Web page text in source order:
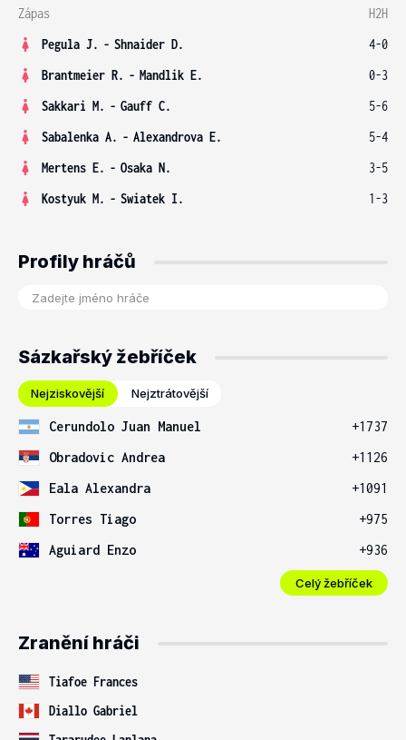
Zápas
H2H
Pegula J. - Shnaider D.
4-0
Brantmeier R. - Mandlik E.
0-3
Sakkari M. - Gauff C.
5-6
Sabalenka A. - Alexandrova E.
5-4
Mertens E. - Osaka N.
3-5
Kostyuk M. - Swiatek I. 1-3
Profily hráčů
Sázkařský žebříček
Nejziskovější Nejztrátovější
Cerundolo Juan Manuel
+1737
Obradovic Andrea
+1126
Eala Alexandra
+1091
Torres Tiago
+975
Aguiard Enzo
+936
Celý žebříček
Zranění hráči
Tiafoe Frances
Diallo Gabriel